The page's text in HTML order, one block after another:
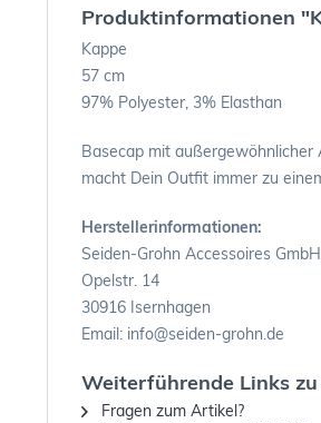
Produktinformationen
Kappe
57 cm
97% Polyester, 3% Elasthan
Basecap mit außergewöhnlicher
macht Dein Outfit immer zu
Herstellerinformationen:
Seiden-Grohn Accessoires
Opelstr. 14
30916 Isernhagen
Email: info@seiden-grohn.de
Weiterführende Links
Fragen zum Artikel?